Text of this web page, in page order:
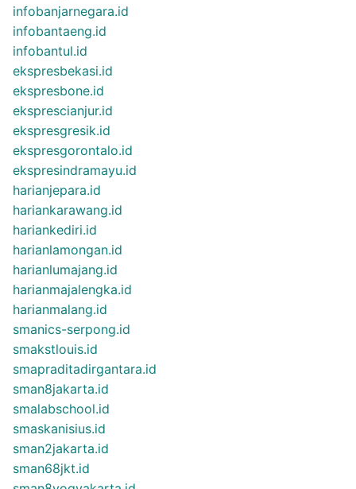
infobanjarnegara.id
infobantaeng.id
infobantul.id
ekspresbekasi.id
ekspresbone.id
eksprescianjur.id
ekspresgresik.id
ekspresgorontalo.id
ekspresindramayu.id
harianjepara.id
hariankarawang.id
hariankediri.id
harianlamongan.id
harianlumajang.id
harianmajalengka.id
harianmalang.id
smanics-serpong.id
smakstlouis.id
smapraditadirgantara.id
sman8jakarta.id
smalabschool.id
smaskanisius.id
sman2jakarta.id
sman68jkt.id